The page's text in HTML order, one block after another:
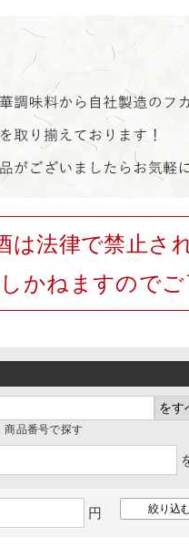
は法律で禁止さ
かねますのでご
商品番号で探す
円